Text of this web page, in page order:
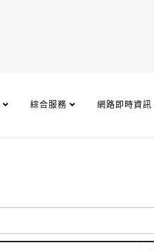
綜合服務 網路即時資訊